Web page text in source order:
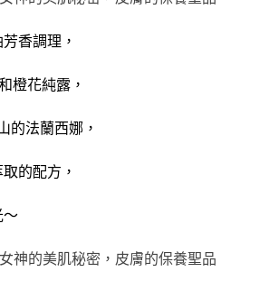
香調理，
橙花純露，
的法蘭西娜，
的配方，
～